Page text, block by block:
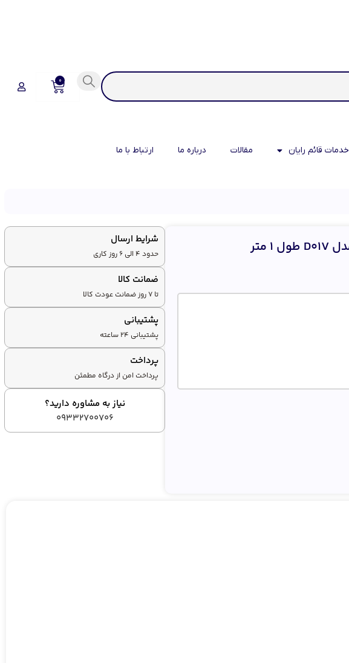
0
خدمات قائم رایان مقالات درباره ما ارتباط با ما
شرایط ارسال
حدود 4 الی 6 روز کاری
ضمانت کالا
تا ۷ روز ضمانت عودت کالا
پشتیبانی
پشتیبانی ۲۴ ساعته
پرداخت
پرداخت امن از درگاه مطمئن
نیاز به مشاوره دارید؟
09332700706